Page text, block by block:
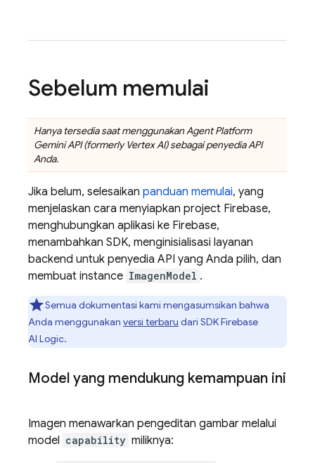
Sebelum memulai
Hanya tersedia saat menggunakanAgent Platform
Gemini API (formerly Vertex AI)sebagai penyedia API
Anda.
Jika belum, selesaikan panduan memulai, yang
menjelaskan cara menyiapkan project Firebase,
menghubungkan aplikasi ke Firebase,
menambahkan SDK, menginisialisasi layanan
backend untuk penyedia API yang Anda pilih, dan
membuat instance ImagenModel .
Semua dokumentasi kami mengasumsikan bahwa
Anda menggunakan versi terbaru dari SDKFirebase
AI Logic.
Model yang mendukung kemampuan ini
Imagen menawarkan pengeditan gambar melalui
model capability miliknya: